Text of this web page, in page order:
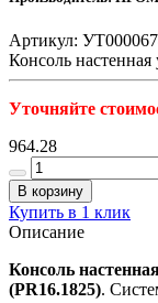
Артикул:
Консоль
Уточняйте
964.28
В корзину
Купить в 1 клик
Описание
Консоль
(PR16.1825).